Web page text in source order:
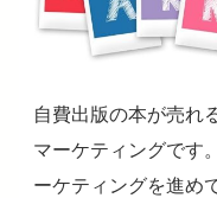
自費出版の本が売れ
マーケティングです
ーケティングを進め